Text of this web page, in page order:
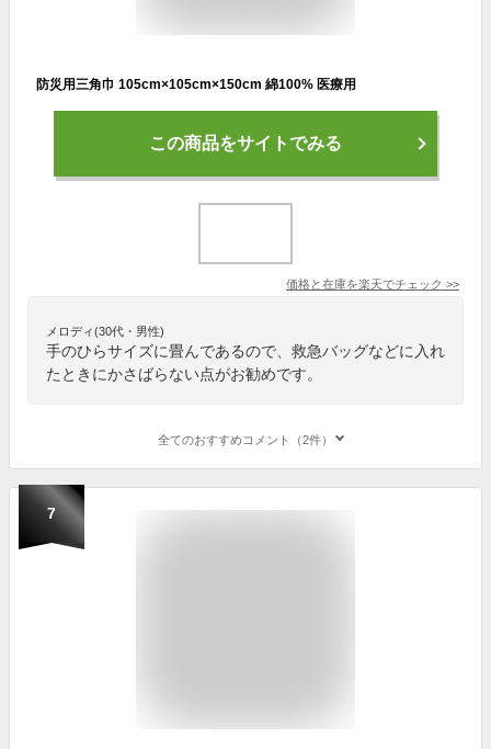
防災用三角巾 105cm×105cm×150cm 綿100% 医療用
この商品をサイトでみる
価格と在庫を楽天でチェック >>
メロディ(30代・男性)
手のひらサイズに畳んであるので、救急バッグなどに入れ
たときにかさばらない点がお勧めです。
全てのおすすめコメント（2件）
7